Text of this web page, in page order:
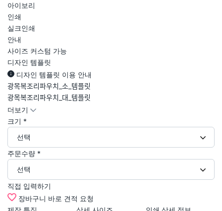
아이보리
인쇄
실크인쇄
안내
사이즈 커스텀 가능
디자인 템플릿
디자인 템플릿 이용 안내
광목복조리파우치_소_템플릿
광목복조리파우치_대_템플릿
더보기
크기 *
선택
주문수량 *
선택
직접 입력하기
장바구니 바로 견적 요청